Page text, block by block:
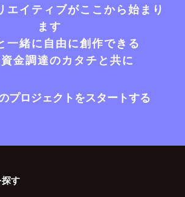
エイティブがここから始まり
ます
一緒に自由に創作できる
金調達のカタチと共に
プロジェクトをスタートする
す